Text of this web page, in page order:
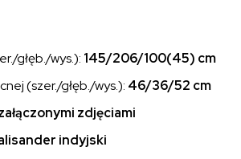
głęb./wys.): 145/206/100(45) cm
(szer./głęb./wys.): 46/36/52 cm
zdjęciami
indyjski